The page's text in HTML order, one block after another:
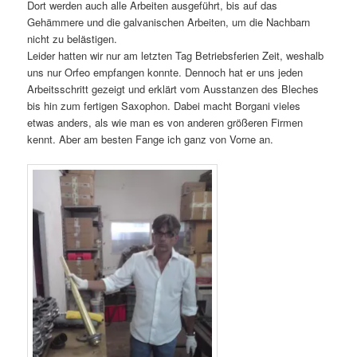
Dort werden auch alle Arbeiten ausgeführt, bis auf das
Gehämmere und die galvanischen Arbeiten, um die Nachbarn
nicht zu belästigen.
Leider hatten wir nur am letzten Tag Betriebsferien Zeit, weshalb
uns nur Orfeo empfangen konnte. Dennoch hat er uns jeden
Arbeitsschritt gezeigt und erklärt vom Ausstanzen des Bleches
bis hin zum fertigen Saxophon. Dabei macht Borgani vieles
etwas anders, als wie man es von anderen größeren Firmen
kennt. Aber am besten Fange ich ganz von Vorne an.